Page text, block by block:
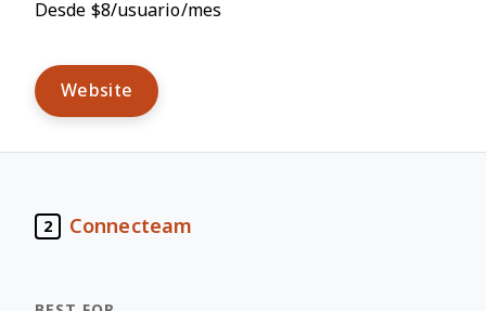
Desde $8/usuario/mes
Website
2 Connecteam